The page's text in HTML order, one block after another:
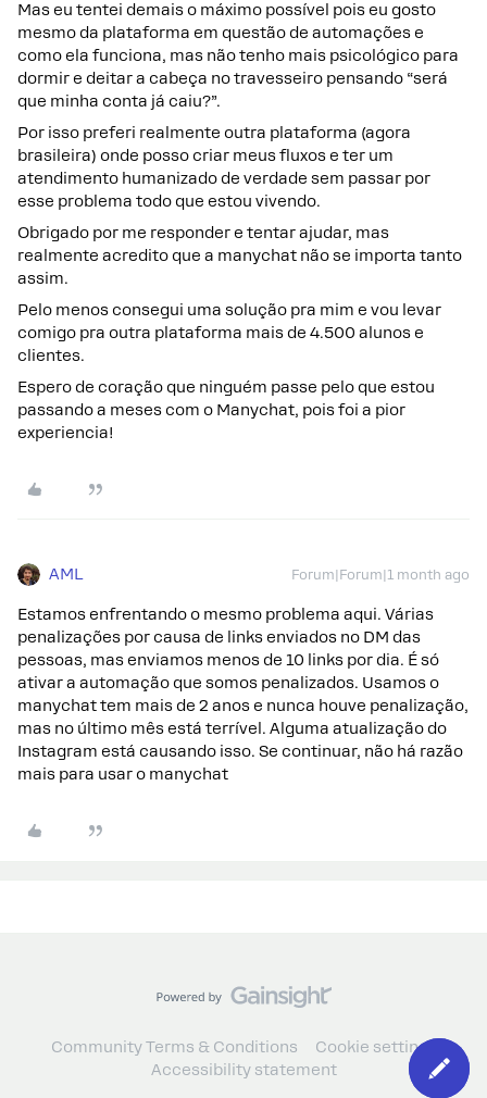
Mas eu tentei demais o máximo possível pois eu gosto
mesmo da plataforma em questão de automações e
como ela funciona, mas não tenho mais psicológico para
dormir e deitar a cabeça no travesseiro pensando “será
que minha conta já caiu?”.
Por isso preferi realmente outra plataforma (agora
brasileira) onde posso criar meus fluxos e ter um
atendimento humanizado de verdade sem passar por
esse problema todo que estou vivendo.
Obrigado por me responder e tentar ajudar, mas
realmente acredito que a manychat não se importa tanto
assim.
Pelo menos consegui uma solução pra mim e vou levar
comigo pra outra plataforma mais de 4.500 alunos e
clientes.
Espero de coração que ninguém passe pelo que estou
passando a meses com o Manychat, pois foi a pior
experiencia!
AML Forum|Forum|1 month ago
Estamos enfrentando o mesmo problema aqui. Várias
penalizações por causa de links enviados no DM das
pessoas, mas enviamos menos de 10 links por dia. É só
ativar a automação que somos penalizados. Usamos o
manychat tem mais de 2 anos e nunca houve penalização,
mas no último mês está terrível. Alguma atualização do
Instagram está causando isso. Se continuar, não há razão
mais para usar o manychat
Community Terms & Conditions
Cookie settings
Accessibility statement